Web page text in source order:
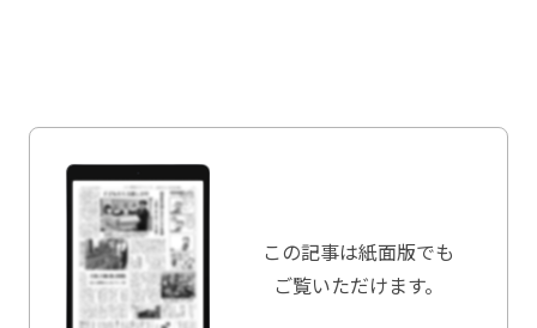
この記事は紙面版でも
ご覧いただけます。